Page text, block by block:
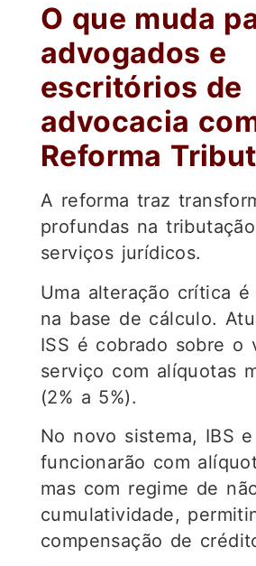
O que muda
advogados e
escritórios de
advocacia
Reforma
A reforma traz
profundas na
serviços jurídicos.
Uma alteração crítica é
na base de cálculo.
ISS é cobrado sobre o
serviço com alíquotas
(2% a 5%).
No novo sistema, IBS e
funcionarão com
mas com regime de
cumulatividade,
compensação de